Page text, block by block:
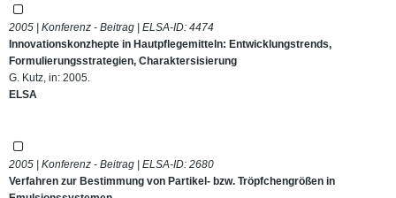
2005 | Konferenz - Beitrag | ELSA-ID: 4474
Innovationskonzhepte in Hautpflegemitteln: Entwicklungstrends,
Formulierungsstrategien, Charaktersisierung
G. Kutz, in: 2005.
ELSA
2005 | Konferenz - Beitrag | ELSA-ID: 2680
Verfahren zur Bestimmung von Partikel- bzw. Tröpfchengrößen in